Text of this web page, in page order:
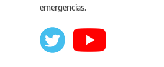
emergencias.